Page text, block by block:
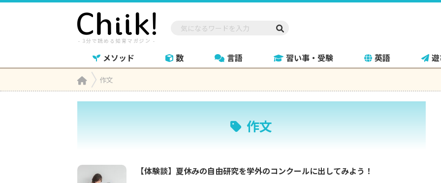
メソッド 数 言語 習い事・受験 英語
Home作文
作文
【体験談】夏休みの自由研究を学外のコンクールに出してみよう！